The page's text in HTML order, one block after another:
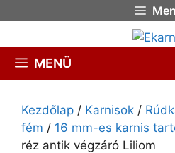
MENÜ
Kezdőlap / Karnisok /
fém / 16 mm-es karnis
réz antik végzáró Liliom